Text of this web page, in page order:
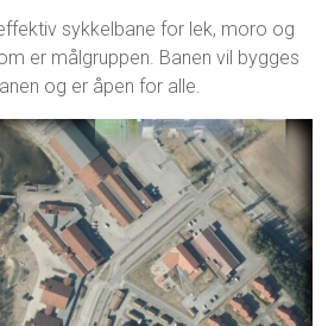
sykkelbane for lek, moro og
er målgruppen. Banen vil bygges
og er åpen for alle.